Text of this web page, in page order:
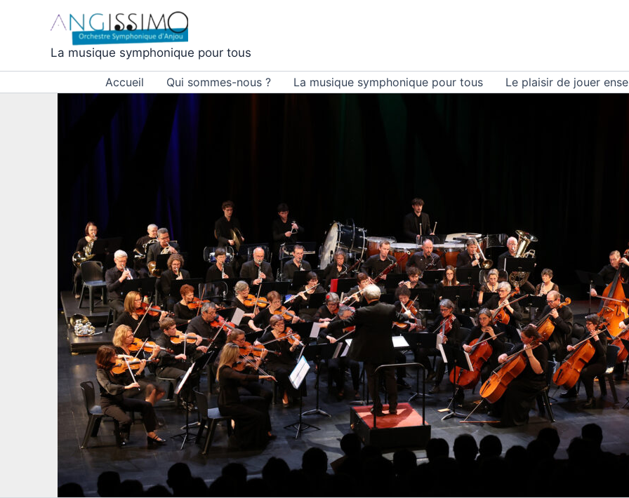
La musique symphonique pour tous
Accueil Qui sommes-nous ? La musique symphonique pour tous Le plaisir de jouer